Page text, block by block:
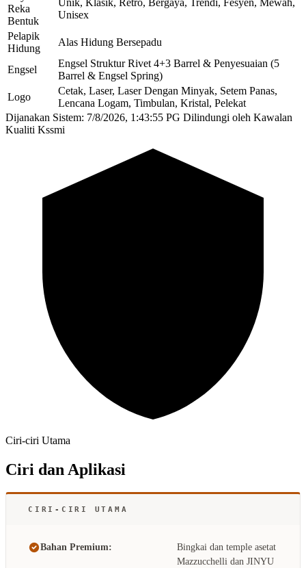
Reka
Bentuk
Unisex
Pelapik
Hidung
Alas Hidung Bersepadu
Engsel
Engsel Struktur Rivet 4+3 Barrel & Penyesuaian (5
Barrel & Engsel Spring)
Logo
Cetak, Laser, Laser Dengan Minyak, Setem Panas,
Lencana Logam, Timbulan, Kristal, Pelekat
Dijanakan Sistem: 7/8/2026, 1:43:55 PG Dilindungi oleh Kawalan
Kualiti Kssmi
Ciri-ciri Utama
Ciri dan Aplikasi
CIRI-CIRI UTAMA
Bahan Premium:
Bingkai dan temple asetat
Mazzucchelli dan JINYU